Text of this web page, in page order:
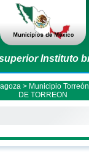
Instituto
> Municipio Torreón
DE TORREON